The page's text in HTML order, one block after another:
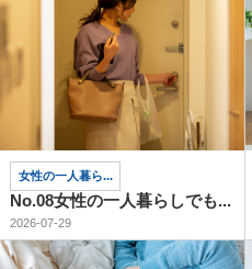
女性の一人暮ら...
No.08女性の一人暮らしでも...
2026-07-29